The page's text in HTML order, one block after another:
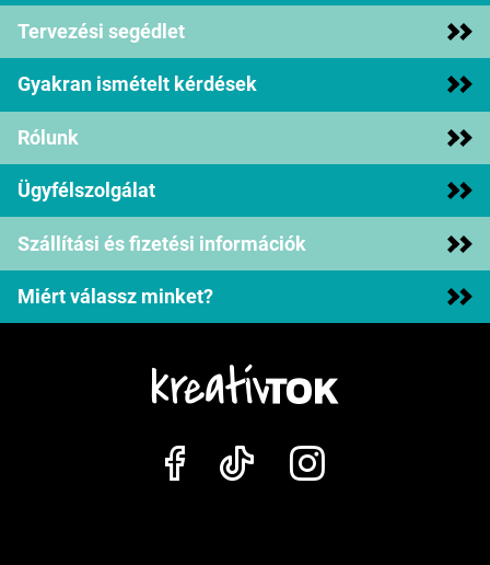
Tervezési segédlet
Gyakran ismételt kérdések
Rólunk
Ügyfélszolgálat
Szállítási és fizetési információk
Miért válassz minket?